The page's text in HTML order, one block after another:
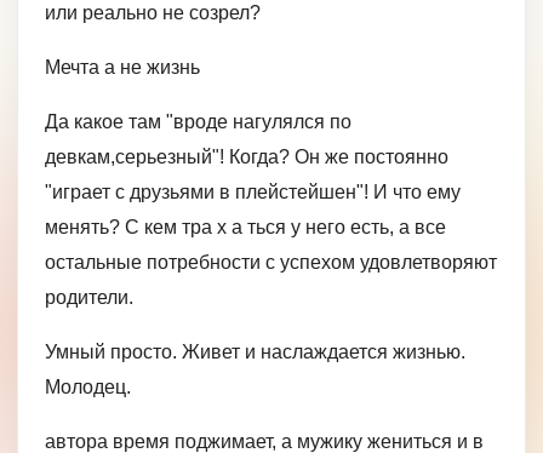
или реально не созрел?
Мечта а не жизнь
Да какое там "вроде нагулялся по
девкам,серьезный"! Когда? Он же постоянно
"играет с друзьями в плейстейшен"! И что ему
менять? C кем тра х а ться у него есть, а все
остальные потребности с успехом удовлетворяют
родители.
Умный просто. Живет и наслаждается жизнью.
Молодец.
автора время поджимает, а мужику жениться и в